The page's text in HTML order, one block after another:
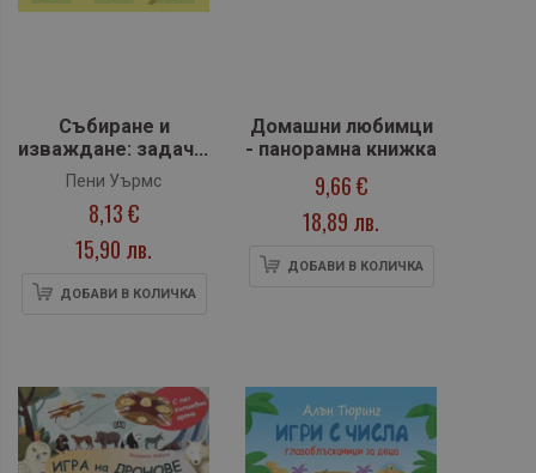
Събиране и
изваждане: задачи,
игри и упражнения
Пени Уърмс
8,13 €
15,90 лв.
ДОБАВИ В КОЛИЧКА
Домашни любимци
- панорамна книжка
9,66 €
18,89 лв.
ДОБАВИ В КОЛИЧКА